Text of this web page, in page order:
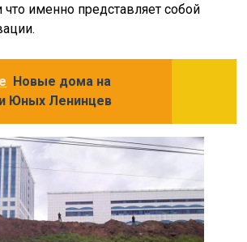
именно представляет собой
Новые дома на
Юных Ленинцев